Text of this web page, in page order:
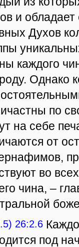
и
Духов
каждого
Однако
по
на себе
от
во
чина, –
26:2.6
под